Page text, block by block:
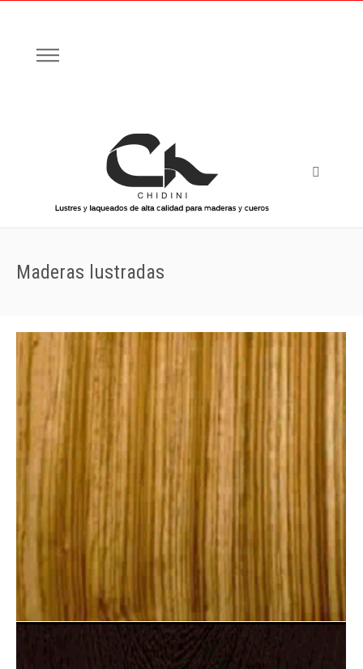
Maderas lustradas